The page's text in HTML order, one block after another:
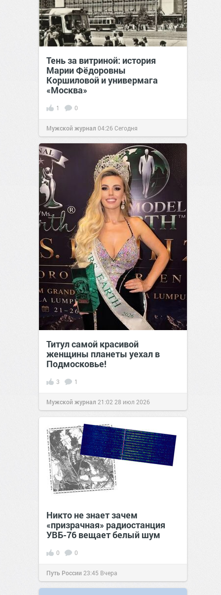
Тень за витриной: история
Марии Фёдоровны
Коршиловой и универмага
«Москва»
1 0
Мужской журнал 04:26Сегодня
Титул самой красивой
женщины планеты уехал в
Подмосковье!
3 1
Мужской журнал 21:02 28 июл 2026
Никто не знает зачем
«призрачная» радиостанция
УВБ-76 вещает белый шум
0 0
Путь России 23:45 Вчера